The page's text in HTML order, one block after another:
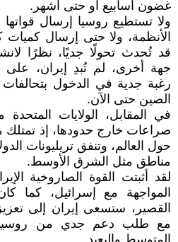
غضون أسابيع أو حتى أشهر.
ولا تستطيع روسيا إرسال
الأنظمة، ولا حتى إرسال كميات
قد تُحدث تحولًا جديًا، نظرًا
جهة أخرى، لم تُبدِ إيران، على
رغبة جدية في الدخول
الصين حتى الآن.
في المقابل، الولايات
صراعات خارج حدودها، إذ تمتلك
حول العالم، وتنفق تريليونات
مناطق مثل الشرق الأوسط.
لقد أثبتت القوة الصاروخية
المواجهة مع إسرائيل، كما
القصير، ستسعى إيران إلى
مع طلب دعم جدي من روسيا